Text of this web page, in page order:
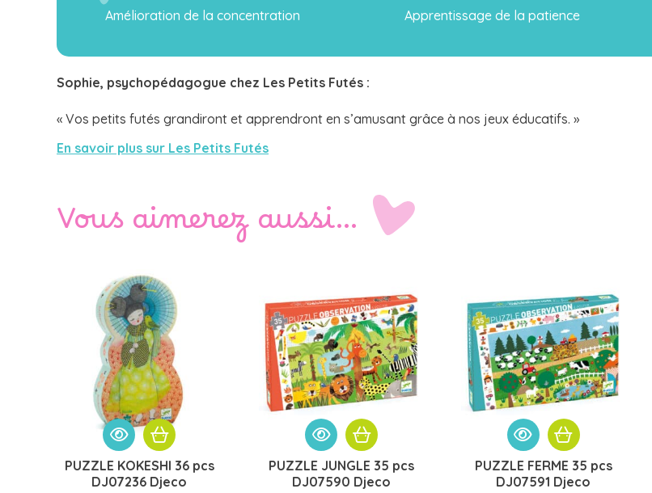
Amélioration de la concentration Apprentissage de la patience
Sophie, psychopédagogue chez Les Petits Futés :
« Vos petits futés grandiront et apprendront en s’amusant grâce à nos jeux éducatifs. »
En savoir plus sur Les Petits Futés
Vous aimerez aussi…
PUZZLE KOKESHI 36 pcs
DJ07236 Djeco
PUZZLE JUNGLE 35 pcs
DJ07590 Djeco
PUZZLE FERME 35 pcs
DJ07591 Djeco